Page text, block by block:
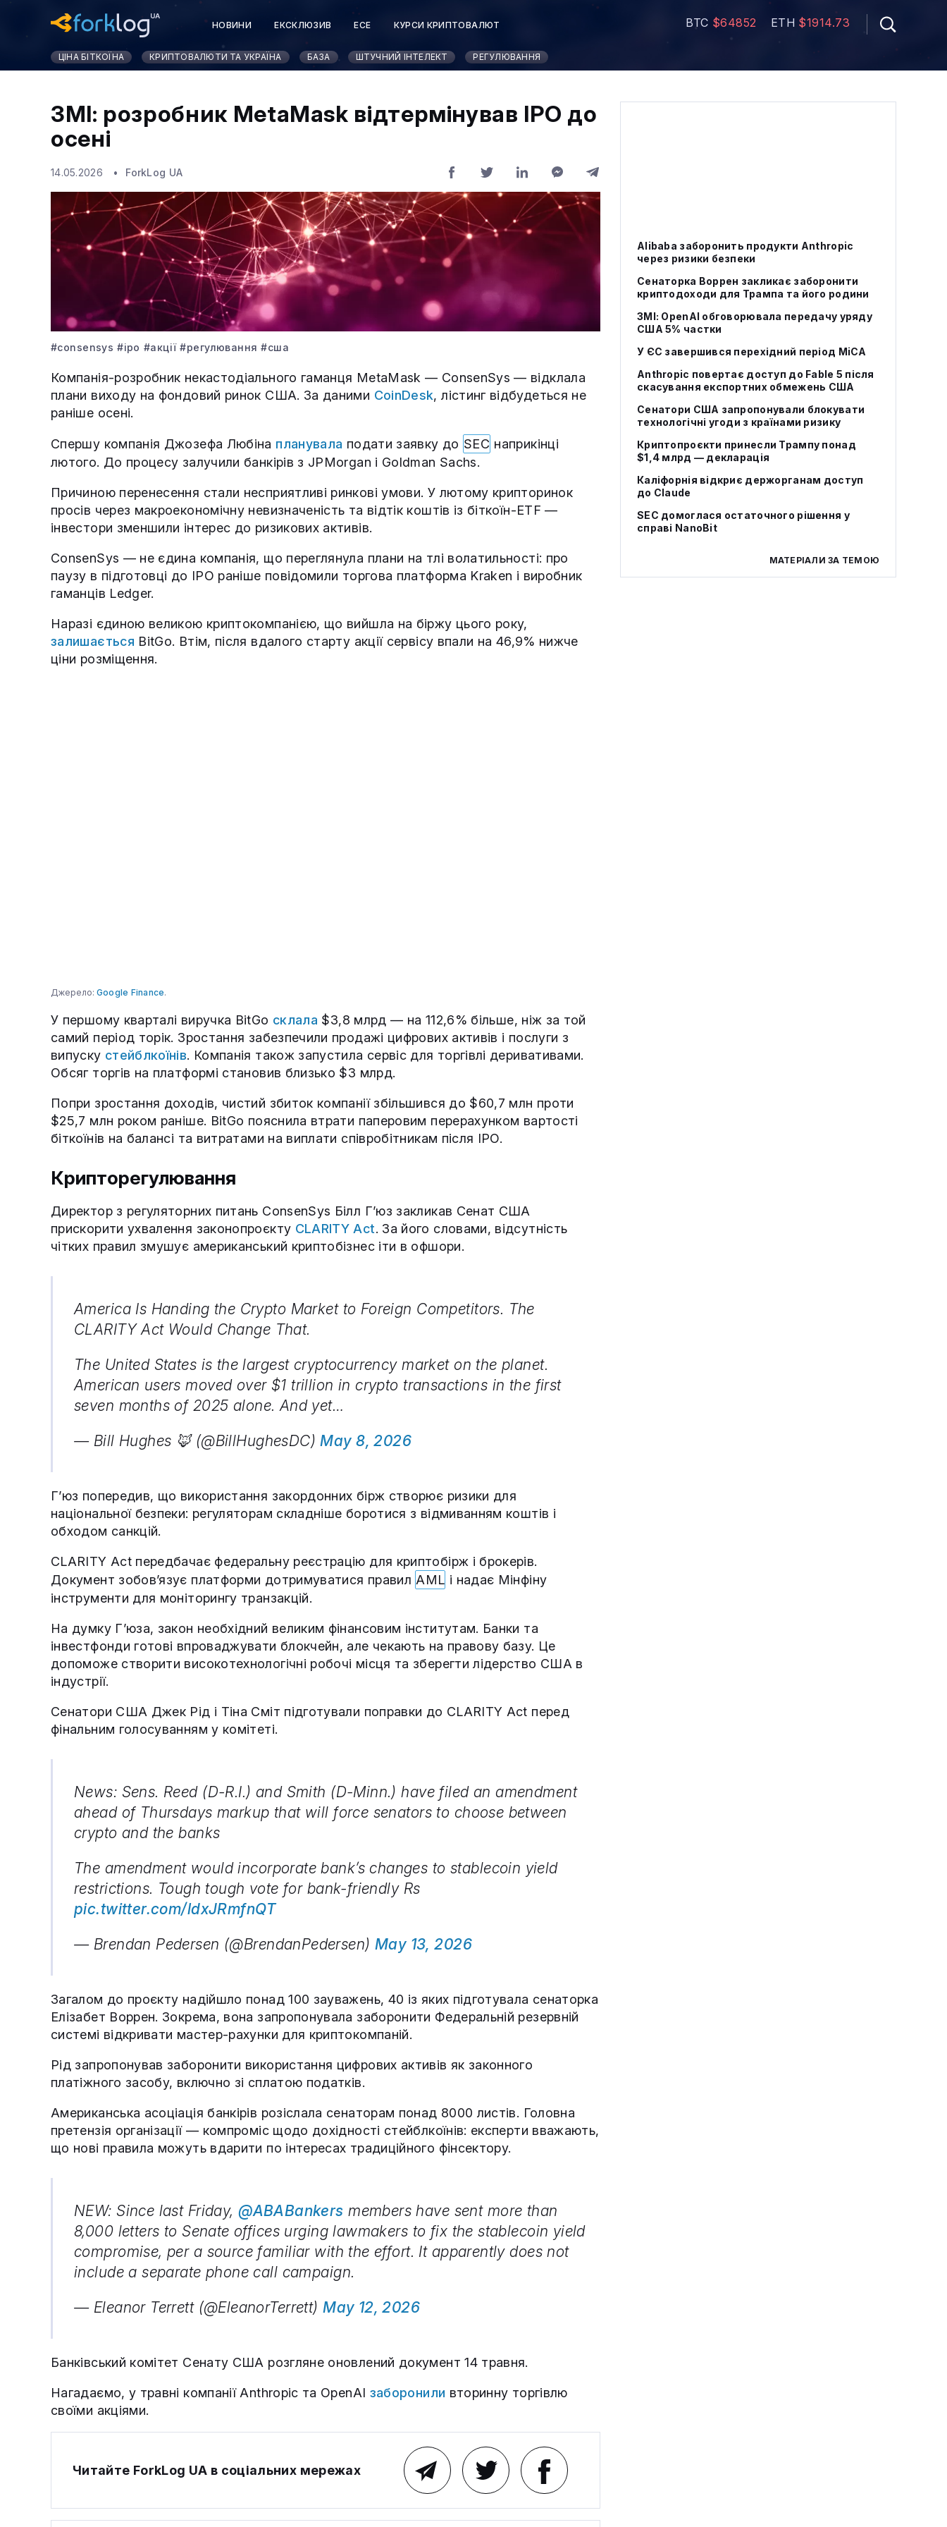
НОВИНИ ЕКСКЛЮЗИВ ЕСЕ КУРСИ КРИПТОВАЛЮТ BTC $64852 ETH $1914.73
ЦІНА БІТКОЇНА КРИПТОВАЛЮТИ ТА УКРАЇНА БАЗА ШТУЧНИЙ ІНТЕЛЕКТ РЕГУЛЮВАННЯ
Alibaba заборонить продукти Anthropic
через ризики безпеки
Сенаторка Воррен закликає заборонити
криптодоходи для Трампа та його родини
ЗМІ: OpenAI обговорювала передачу уряду
США 5% частки
У ЄС завершився перехідний період MiCA
Anthropic повертає доступ до Fable 5 після
скасування експортних обмежень США
Сенатори США запропонували блокувати
технологічні угоди з країнами ризику
Криптопроєкти принесли Трампу понад
$1,4 млрд — декларація
Каліфорнія відкриє держорганам доступ
до Claude
SEC домоглася остаточного рішення у
справі NanoBit
МАТЕРІАЛИ ЗА ТЕМОЮ
ЗМІ: розробник MetaMask відтермінував IPO до
осені
14.05.2026 ForkLog UA
#consensys #ipo #акції #регулювання #сша
Компанія-розробник некастодіального гаманця MetaMask — ConsenSys — відклала
плани виходу на фондовий ринок США. За даними CoinDesk, лістинг відбудеться не
раніше осені.
Спершу компанія Джозефа Любіна планувала подати заявку до SEC наприкінці
лютого. До процесу залучили банкірів з JPMorgan і Goldman Sachs.
Причиною перенесення стали несприятливі ринкові умови. У лютому крипторинок
просів через макроекономічну невизначеність та відтік коштів із біткоїн-ETF —
інвестори зменшили інтерес до ризикових активів.
ConsenSys — не єдина компанія, що переглянула плани на тлі волатильності: про
паузу в підготовці до IPO раніше повідомили торгова платформа Kraken і виробник
гаманців Ledger.
Наразі єдиною великою криптокомпанією, що вийшла на біржу цього року,
залишається BitGo. Втім, після вдалого старту акції сервісу впали на 46,9% нижче
ціни розміщення.
Джерело: Google Finance.
У першому кварталі виручка BitGo склала $3,8 млрд — на 112,6% більше, ніж за той
самий період торік. Зростання забезпечили продажі цифрових активів і послуги з
випуску стейблкоїнів. Компанія також запустила сервіс для торгівлі деривативами.
Обсяг торгів на платформі становив близько $3 млрд.
Попри зростання доходів, чистий збиток компанії збільшився до $60,7 млн проти
$25,7 млн роком раніше. BitGo пояснила втрати паперовим перерахунком вартості
біткоїнів на балансі та витратами на виплати співробітникам після IPO.
Крипторегулювання
Директор з регуляторних питань ConsenSys Білл Г’юз закликав Сенат США
прискорити ухвалення законопроєкту CLARITY Act. За його словами, відсутність
чітких правил змушує американський криптобізнес іти в офшори.
America Is Handing the Crypto Market to Foreign Competitors. The
CLARITY Act Would Change That.
The United States is the largest cryptocurrency market on the planet.
American users moved over $1 trillion in crypto transactions in the first
seven months of 2025 alone. And yet…
— Bill Hughes 🦊 (@BillHughesDC)May 8, 2026
Г’юз попередив, що використання закордонних бірж створює ризики для
національної безпеки: регуляторам складніше боротися з відмиванням коштів і
обходом санкцій.
CLARITY Act передбачає федеральну реєстрацію для криптобірж і брокерів.
Документ зобов’язує платформи дотримуватися правил AML і надає Мінфіну
інструменти для моніторингу транзакцій.
На думку Г’юза, закон необхідний великим фінансовим інститутам. Банки та
інвестфонди готові впроваджувати блокчейн, але чекають на правову базу. Це
допоможе створити високотехнологічні робочі місця та зберегти лідерство США в
індустрії.
Сенатори США Джек Рід і Тіна Сміт підготували поправки до CLARITY Act перед
фінальним голосуванням у комітеті.
News: Sens. Reed (D-R.I.) and Smith (D-Minn.) have filed an amendment
ahead of Thursdays markup that will force senators to choose between
crypto and the banks
The amendment would incorporate bank’s changes to stablecoin yield
restrictions. Tough tough vote for bank-friendly Rs
pic.twitter.com/ldxJRmfnQT
— Brendan Pedersen (@BrendanPedersen) May 13, 2026
Загалом до проєкту надійшло понад 100 зауважень, 40 із яких підготувала сенаторка
Елізабет Воррен. Зокрема, вона запропонувала заборонити Федеральній резервній
системі відкривати мастер-рахунки для криптокомпаній.
Рід запропонував заборонити використання цифрових активів як законного
платіжного засобу, включно зі сплатою податків.
Американська асоціація банкірів розіслала сенаторам понад 8000 листів. Головна
претензія організації — компроміс щодо дохідності стейблкоїнів: експерти вважають,
що нові правила можуть вдарити по інтересах традиційного фінсектору.
NEW: Since last Friday,@ABABankers members have sent more than
8,000 letters to Senate offices urging lawmakers to fix the stablecoin yield
compromise, per a source familiar with the effort. It apparently does not
include a separate phone call campaign.
— Eleanor Terrett (@EleanorTerrett)May 12, 2026
Банківський комітет Сенату США розгляне оновлений документ 14 травня.
Нагадаємо, у травні компанії Anthropic та OpenAI заборонили вторинну торгівлю
своїми акціями.
Читайте ForkLog UA в соціальних мережах